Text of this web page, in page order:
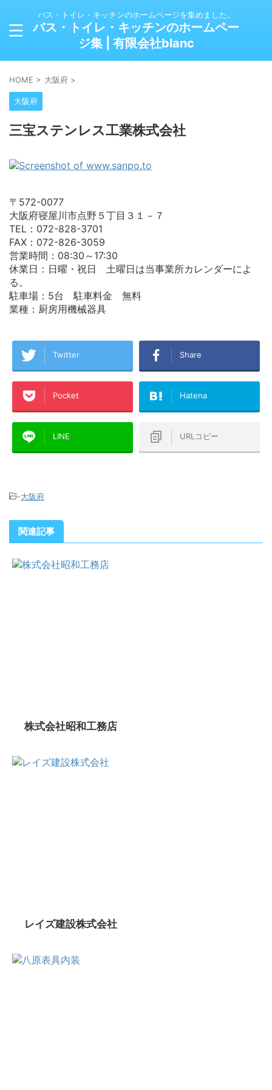
バス・トイレ・キッチンのホームページを集めました。
バス・トイレ・キッチンのホームペー
ジ集 | 有限会社blanc
HOME > 大阪府 >
大阪府
三宝ステンレス工業株式会社
〒572-0077
大阪府寝屋川市点野５丁目３１－７
TEL：072-828-3701
FAX：072-826-3059
営業時間：08:30～17:30
休業日：日曜・祝日 土曜日は当事業所カレンダーによ
る。
駐車場：5台 駐車料金 無料
業種：厨房用機械器具
Twitter Share
Pocket Hatena
LINE URLコピー
-大阪府
関連記事
株式会社昭和工務店
レイズ建設株式会社